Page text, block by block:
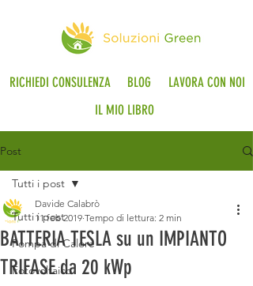
RICHIEDI CONSULENZA BLOG
LAVORA CON NOI
IL MIO LIBRO
Post
Tutti i post
Pompa di Calore
Fotovoltaico
Tutti i post
BATTERIA TESLA su un IMPIANTO
TRIFASE da 20 kWp
Davide Calabrò
11 feb 2019 Tempo di lettura: 2 min